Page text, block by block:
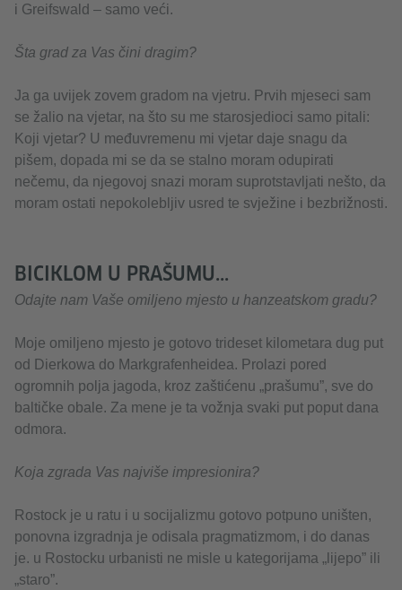
i Greifswald – samo veći.
Šta grad za Vas čini dragim?
Ja ga uvijek zovem gradom na vjetru. Prvih mjeseci sam
se žalio na vjetar, na što su me starosjedioci samo pitali:
Koji vjetar? U međuvremenu mi vjetar daje snagu da
pišem, dopada mi se da se stalno moram odupirati
nečemu, da njegovoj snazi moram suprotstavljati nešto, da
moram ostati nepokolebljiv usred te svježine i bezbrižnosti.
BICIKLOM U PRAŠUMU...
Odajte nam Vaše omiljeno mjesto u hanzeatskom gradu?
Moje omiljeno mjesto je gotovo trideset kilometara dug put
od Dierkowa do Markgrafenheidea. Prolazi pored
ogromnih polja jagoda, kroz zaštićenu „prašumu”, sve do
baltičke obale. Za mene je ta vožnja svaki put poput dana
odmora.
Koja zgrada Vas najviše impresionira?
Rostock je u ratu i u socijalizmu gotovo potpuno uništen,
ponovna izgradnja je odisala pragmatizmom, i do danas
je. u Rostocku urbanisti ne misle u kategorijama „lijepo” ili
„staro”.